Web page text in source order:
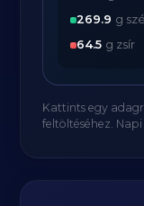
269.9 g
64.5 g zsír
Kattints egy
feltöltéséhez.